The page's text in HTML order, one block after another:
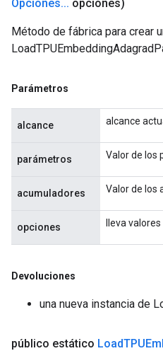
Opciones... opciones)
Método de fábrica para crear
Parámetros
alcance alcance
parámetros Valor de los
acumuladores Valor de los
opciones lleva
Devoluciones
una nueva instancia de
público estático Load